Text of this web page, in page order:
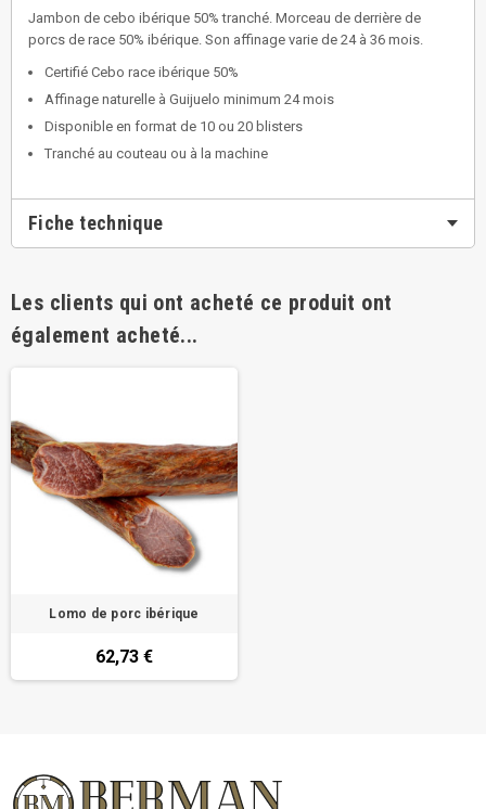
Jambon de cebo ibérique 50% tranché. Morceau de derrière de
porcs de race 50% ibérique. Son affinage varie de 24 à 36 mois.
Certifié Cebo race ibérique 50%
Affinage naturelle à Guijuelo minimum 24 mois
Disponible en format de 10 ou 20 blisters
Tranché au couteau ou à la machine
Fiche technique
Les clients qui ont acheté ce produit ont
également acheté...
Lomo de porc ibérique
62,73 €